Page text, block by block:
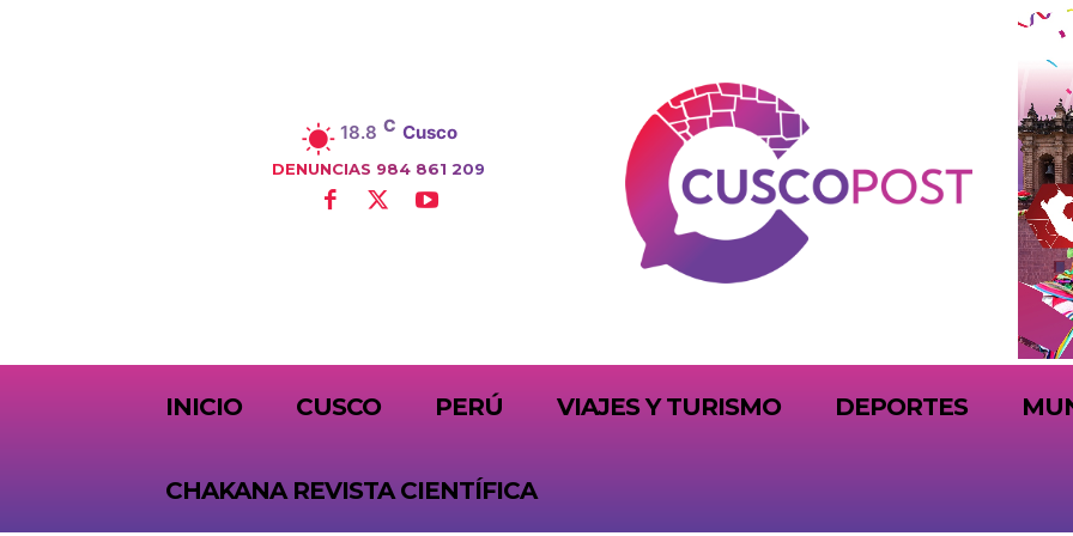
18.8 C Cusco
DENUNCIAS 984 861 209
INICIO CUSCO PERÚ VIAJES Y TURISMO DEPORTES
CHAKANA REVISTA CIENTÍFICA